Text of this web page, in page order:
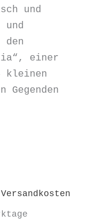
und
einer
kleinen
Gegenden
Versandkosten